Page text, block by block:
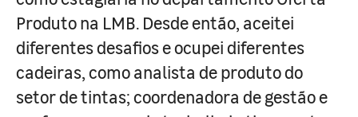
Produto na LMB. Desde então, aceitei
diferentes desafios e ocupei diferentes
cadeiras, como analista de produto do
setor de tintas; coordenadora de gestão e